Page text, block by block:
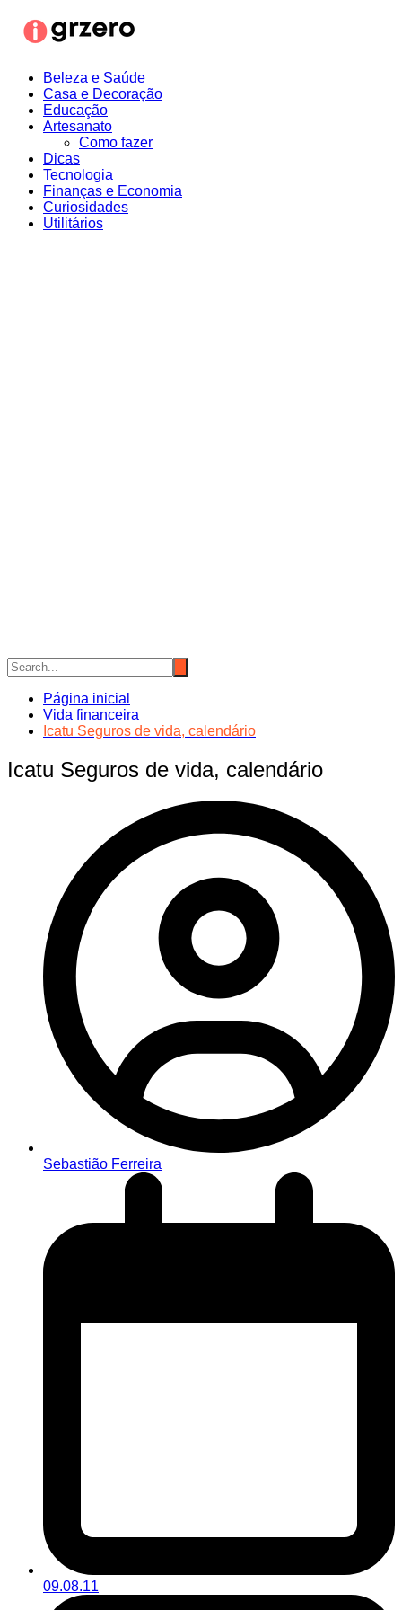
para
Beleza e Saúde
Casa e Decoração
Educação
Artesanato
Como fazer
Dicas
Tecnologia
Finanças e Economia
Curiosidades
Utilitários
Página inicial
Vida financeira
Icatu Seguros de vida, calendário
Icatu Seguros de vida, calendário
Sebastião Ferreira
09.08.11